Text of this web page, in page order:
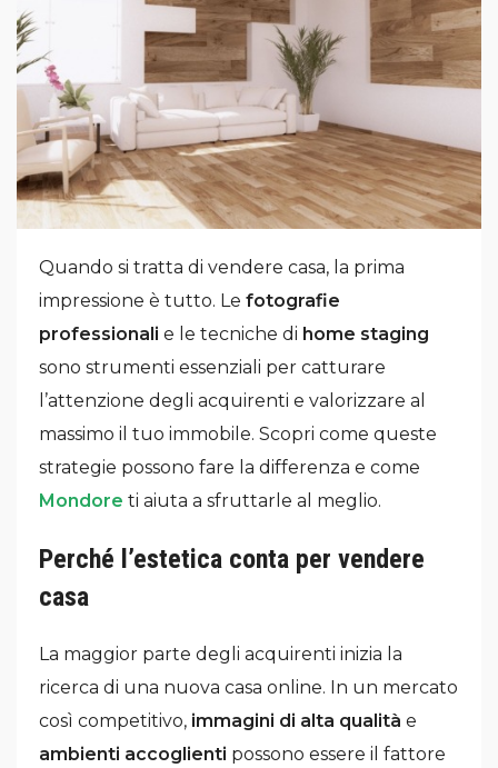
Quando si tratta di vendere casa, la prima
impressione è tutto. Le fotografie
professionali e le tecniche di home staging
sono strumenti essenziali per catturare
l’attenzione degli acquirenti e valorizzare al
massimo il tuo immobile. Scopri come queste
strategie possono fare la differenza e come
Mondore ti aiuta a sfruttarle al meglio.
Perché l’estetica conta per vendere
casa
La maggior parte degli acquirenti inizia la
ricerca di una nuova casa online. In un mercato
così competitivo, immagini di alta qualità e
ambienti accoglienti possono essere il fattore